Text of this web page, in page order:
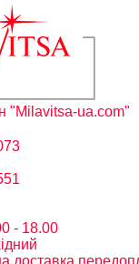
"Milavitsa-ua.com"
- 18.00
доставка